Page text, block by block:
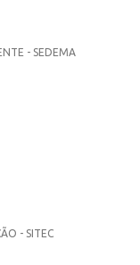
- SEDEMA
- SITEC